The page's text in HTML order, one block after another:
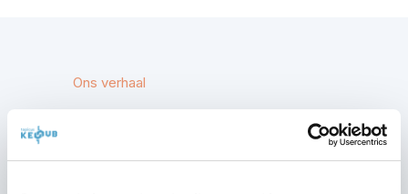
Ons verhaal
Topicus KeyHub